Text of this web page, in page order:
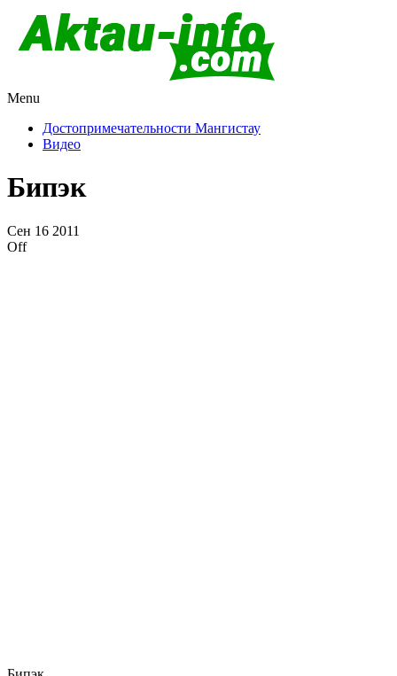
Казахстан
Menu
Достопримечательности Мангистау
Видео
Бипэк
Сен 16 2011
Off